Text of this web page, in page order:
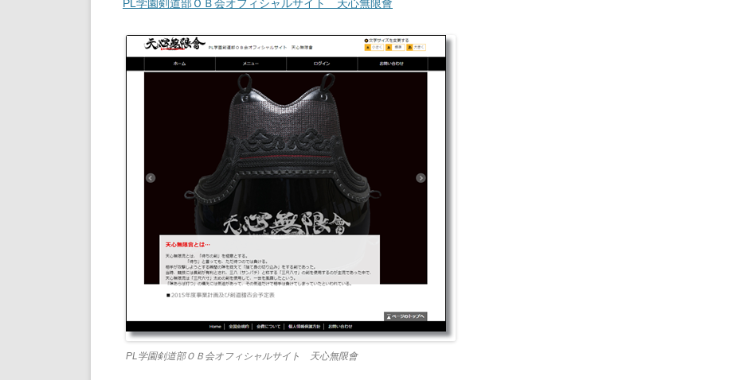
PL学園剣道部ＯＢ会オフィシャルサイト 天心無限會
PL学園剣道部ＯＢ会オフィシャルサイト 天心無限會